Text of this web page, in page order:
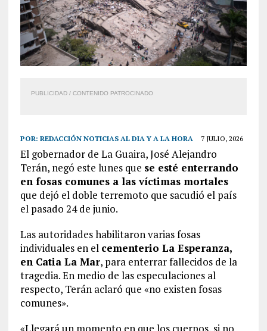
PUBLICIDAD / CONTENIDO PATROCINADO
POR: REDACCIÓN NOTICIAS AL DIA Y A LA HORA 7 JULIO, 2026
El gobernador de La Guaira, José Alejandro
Terán, negó este lunes que se esté enterrando
en fosas comunes a las víctimas mortales
que dejó el doble terremoto que sacudió el país
el pasado 24 de junio.
Las autoridades habilitaron varias fosas
individuales en el cementerio La Esperanza,
en Catia La Mar, para enterrar fallecidos de la
tragedia. En medio de las especulaciones al
respecto, Terán aclaró que «no existen fosas
comunes».
«Llegará un momento en que los cuerpos, si no